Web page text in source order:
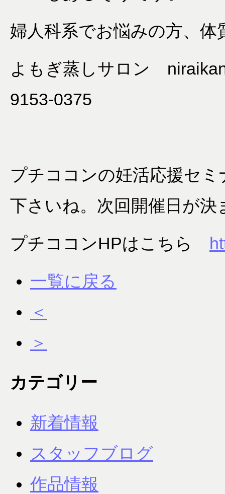
婦人科系でお悩みの方、
よもぎ蒸しサロン
9153-0375
プチココンの妊活応援セ
下さいね。次回開催日が
プチココンHPはこちら
一覧に戻る
＜
＞
カテゴリー
新着情報
スタッフブログ
作品情報